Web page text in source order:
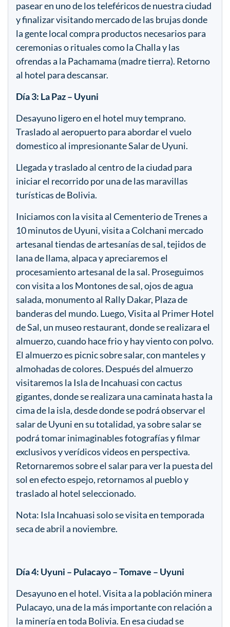
pasear en uno de los teleféricos de nuestra ciudad
y finalizar visitando mercado de las brujas donde
la gente local compra productos necesarios para
ceremonias o rituales como la Challa y las
ofrendas a la Pachamama (madre tierra). Retorno
al hotel para descansar.
Día 3: La Paz – Uyuni
Desayuno ligero en el hotel muy temprano.
Traslado al aeropuerto para abordar el vuelo
domestico al impresionante Salar de Uyuni.
Llegada y traslado al centro de la ciudad para
iniciar el recorrido por una de las maravillas
turísticas de Bolivia.
Iniciamos con la visita al Cementerio de Trenes a
10 minutos de Uyuni, visita a Colchani mercado
artesanal tiendas de artesanías de sal, tejidos de
lana de llama, alpaca y apreciaremos el
procesamiento artesanal de la sal. Proseguimos
con visita a los Montones de sal, ojos de agua
salada, monumento al Rally Dakar, Plaza de
banderas del mundo. Luego, Visita al Primer Hotel
de Sal, un museo restaurant, donde se realizara el
almuerzo, cuando hace frio y hay viento con polvo.
El almuerzo es picnic sobre salar, con manteles y
almohadas de colores. Después del almuerzo
visitaremos la Isla de Incahuasi con cactus
gigantes, donde se realizara una caminata hasta la
cima de la isla, desde donde se podrá observar el
salar de Uyuni en su totalidad, ya sobre salar se
podrá tomar inimaginables fotografías y filmar
exclusivos y verídicos videos en perspectiva.
Retornaremos sobre el salar para ver la puesta del
sol en efecto espejo, retornamos al pueblo y
traslado al hotel seleccionado.
Nota: Isla Incahuasi solo se visita en temporada
seca de abril a noviembre.
Día 4: Uyuni – Pulacayo – Tomave – Uyuni
Desayuno en el hotel. Visita a la población minera
Pulacayo, una de la más importante con relación a
la minería en toda Bolivia. En esa ciudad se